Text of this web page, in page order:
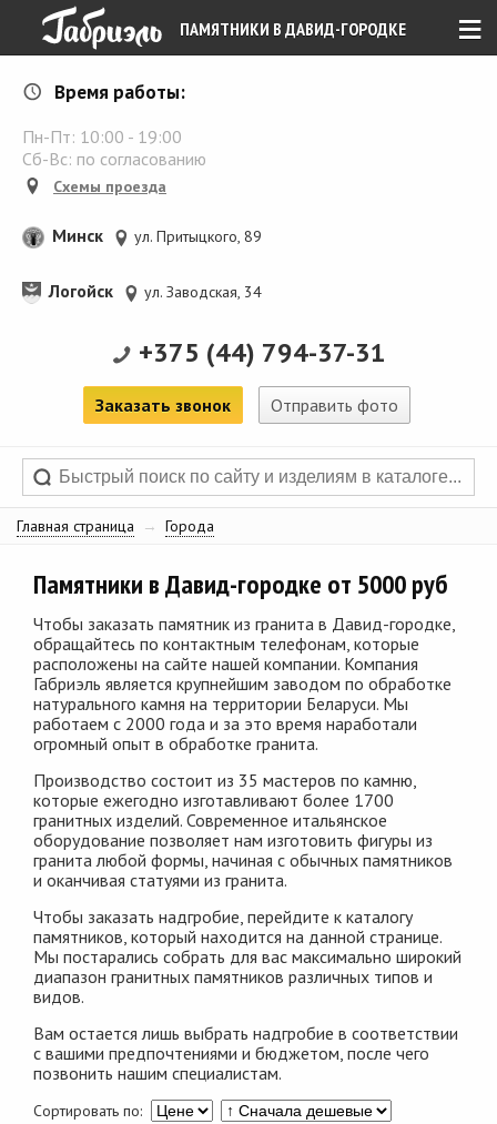
≡
ПАМЯТНИКИ В ДАВИД-ГОРОДКЕ
Время работы:
Пн-Пт: 10:00 - 19:00
Сб-Вс: по согласованию
Схемы проезда
Минск ул. Притыцкого, 89
Логойск ул. Заводская, 34
+375 (44) 794-37-31
Заказать звонок Отправить фото
Главная страница → Города
Памятники в Давид-городке от 5000 руб
Чтобы заказать памятник из гранита в Давид-городке,
обращайтесь по контактным телефонам, которые
расположены на сайте нашей компании. Компания
Габриэль является крупнейшим заводом по обработке
натурального камня на территории Беларуси. Мы
работаем с 2000 года и за это время наработали
огромный опыт в обработке гранита.
Производство состоит из 35 мастеров по камню,
которые ежегодно изготавливают более 1700
гранитных изделий. Современное итальянское
оборудование позволяет нам изготовить фигуры из
гранита любой формы, начиная с обычных памятников
и оканчивая статуями из гранита.
Чтобы заказать надгробие, перейдите к каталогу
памятников, который находится на данной странице.
Мы постарались собрать для вас максимально широкий
диапазон гранитных памятников различных типов и
видов.
Вам остается лишь выбрать надгробие в соответствии
с вашими предпочтениями и бюджетом, после чего
позвонить нашим специалистам.
Сортировать по: